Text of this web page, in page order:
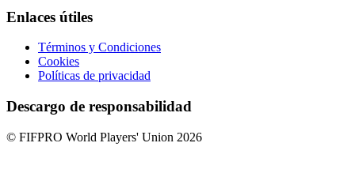
Enlaces útiles
Términos y Condiciones
Cookies
Políticas de privacidad
Descargo de responsabilidad
© FIFPRO World Players' Union 2026